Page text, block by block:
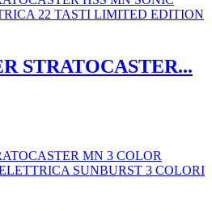
STRATOCASTER...